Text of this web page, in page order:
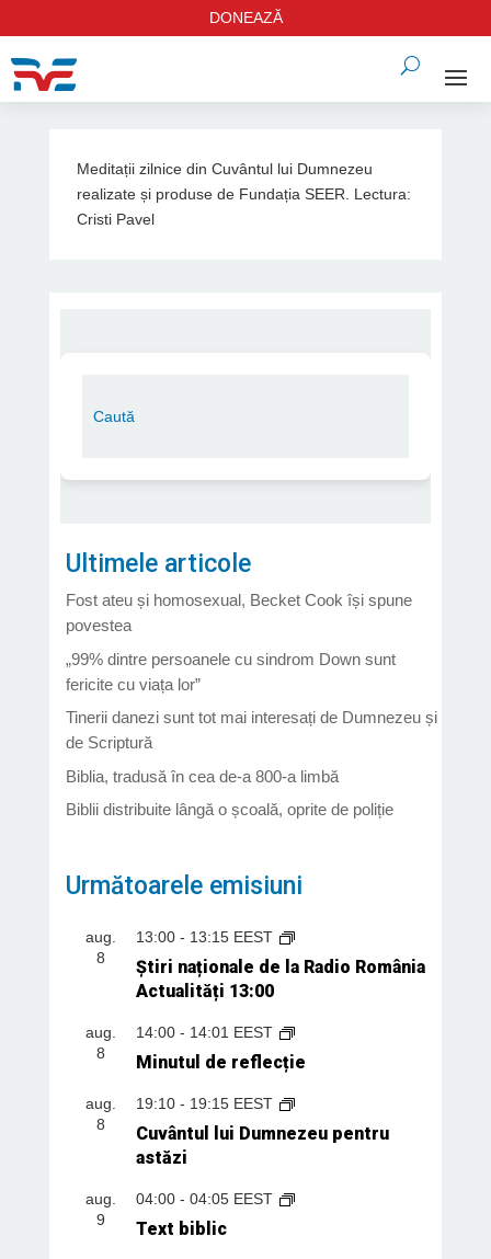
DONEAZĂ
Meditații zilnice din Cuvântul lui Dumnezeu
realizate și produse de Fundația SEER. Lectura:
Cristi Pavel
Ultimele articole
Fost ateu și homosexual, Becket Cook își spune
povestea
„99% dintre persoanele cu sindrom Down sunt
fericite cu viața lor”
Tinerii danezi sunt tot mai interesați de Dumnezeu și
de Scriptură
Biblia, tradusă în cea de-a 800-a limbă
Biblii distribuite lângă o școală, oprite de poliție
Următoarele emisiuni
aug.
8
13:00- 13:15 EEST
Știri naționale de la Radio România
Actualități 13:00
aug.
8
14:00- 14:01 EEST
Minutul de reflecție
aug.
8
19:10- 19:15 EEST
Cuvântul lui Dumnezeu pentru
astăzi
aug.
9
04:00- 04:05 EEST
Text biblic